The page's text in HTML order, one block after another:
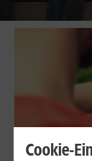
Cookie-